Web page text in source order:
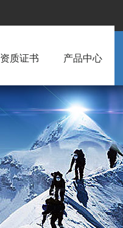
资质证书 产品中心